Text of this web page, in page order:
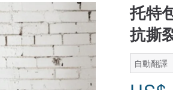
托特
抗撕
自動翻譯